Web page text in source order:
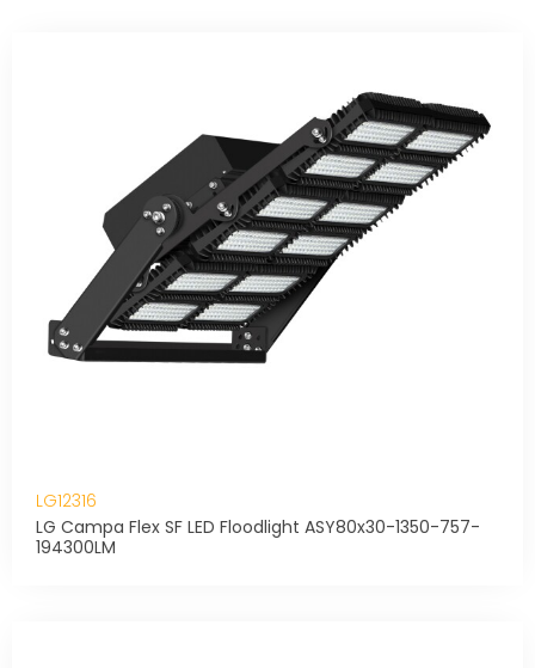
LG12316
LG Campa Flex SF LED Floodlight ASY80x30-1350-757-
194300LM